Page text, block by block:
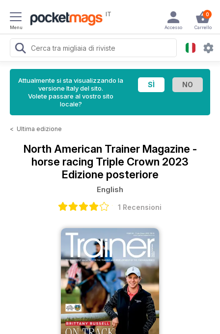
Menu
IT 0
Carrello
Accesso
Attualmente si sta visualizzando la
versione Italy del sito.
Volete passare al vostro sito
locale?
< Ultima edizione
North American Trainer Magazine -
horse racing Triple Crown 2023
Edizione posteriore
English
1 Recensioni